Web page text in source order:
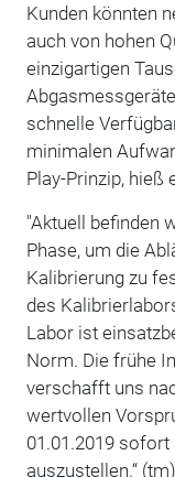
Kunden könnten
auch von hohen
einzigartigen
schnelle
minimalen
Play-Prinzip, hieß
"Aktuell befinden
Phase, um die
Kalibrierung zu
des
Labor ist
Norm. Die frühe
verschafft uns
wertvollen
01.01.2019
auszustellen.“ (tm)